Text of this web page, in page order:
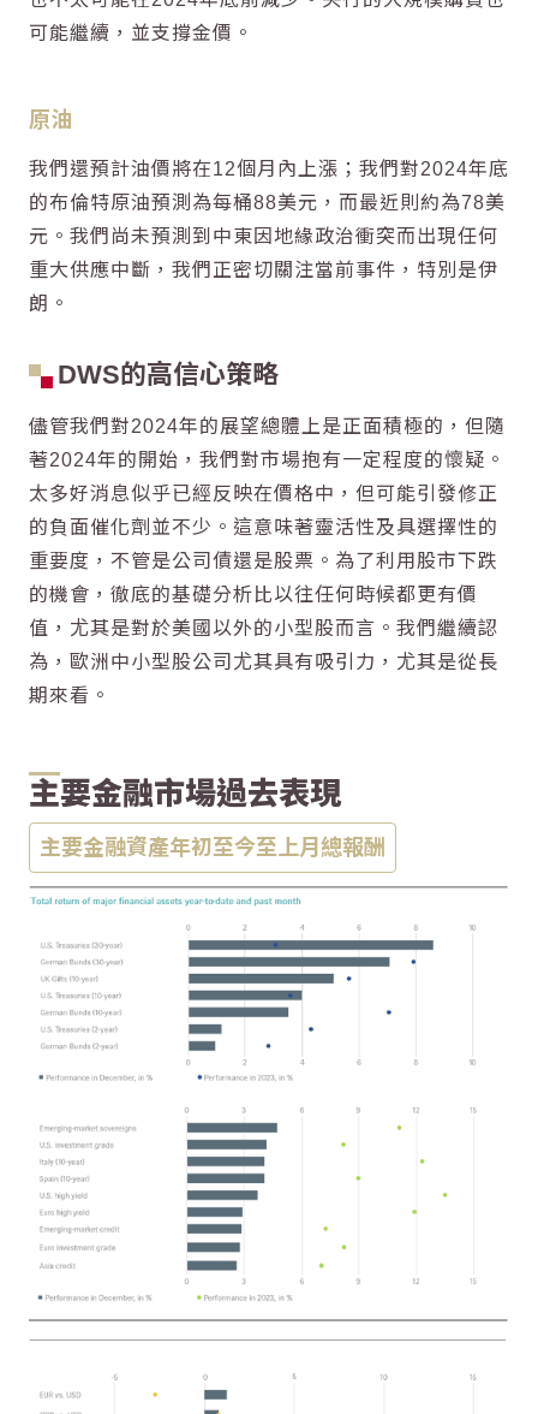
可能繼續，並支撐金價。
原油
我們還預計油價將在12個月內上漲；我們對2024年底
的布倫特原油預測為每桶88美元，而最近則約為78美
元。我們尚未預測到中東因地緣政治衝突而出現任何
重大供應中斷，我們正密切關注當前事件，特別是伊
朗。
DWS的高信心策略
儘管我們對2024年的展望總體上是正面積極的，但隨
著2024年的開始，我們對市場抱有一定程度的懷疑。
太多好消息似乎已經反映在價格中，但可能引發修正
的負面催化劑並不少。這意味著靈活性及具選擇性的
重要度，不管是公司債還是股票。為了利用股市下跌
的機會，徹底的基礎分析比以往任何時候都更有價
值，尤其是對於美國以外的小型股而言。我們繼續認
為，歐洲中小型股公司尤其具有吸引力，尤其是從長
期來看。
主要金融市場過去表現
主要金融資產年初至今至上月總報酬